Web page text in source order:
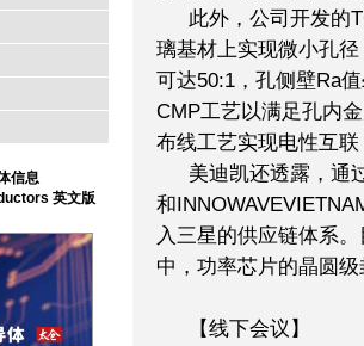
信息
英文版
此外，公司开发的
璃基材上实现微小孔
可达50:1，孔侧壁Ra
CMP工艺以满足孔内
布线工艺实现电性互
美迪凯还透露，通
和
入三星的供应链体系
中，功率芯片的晶圆
【线下会议】